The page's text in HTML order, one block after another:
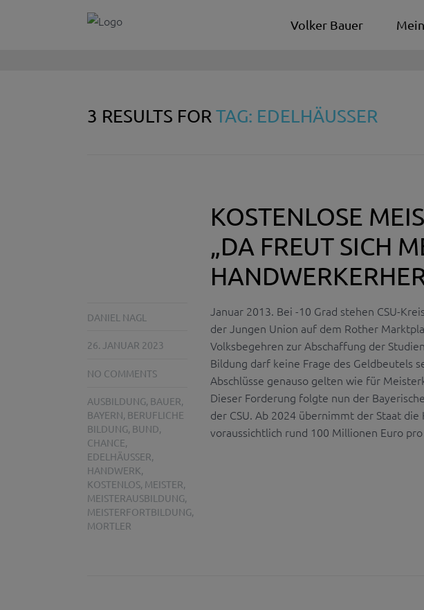
Volker Bauer
3 RESULTS FOR TAG: EDELHÄUSSER
KOSTENLOSE
„DA FREUT SICH
DANIEL NAGL
26. JANUAR 2023
NO COMMENTS
AUSBILDUNG, BAUER,
BAYERN, BERUFLICHE
BILDUNG, BUND,
CHANCE,
EDELHÄUSSER,
HANDWERK,
KOSTENLOS, MEISTER,
MEISTERAUSBILDUNG,
MEISTERFORTBILDUNG,
MORTLER
Januar 2013. Bei -10 Grad stehen CSU-
der Jungen Union auf dem Rother
Volksbegehren zur Abschaffung der
Bildung darf keine Frage des Geldbeutels
Abschlüsse genauso gelten wie für
Dieser Forderung folgte nun der
der CSU. Ab 2024 übernimmt der Staat
voraussichtlich rund 100 Millionen Euro